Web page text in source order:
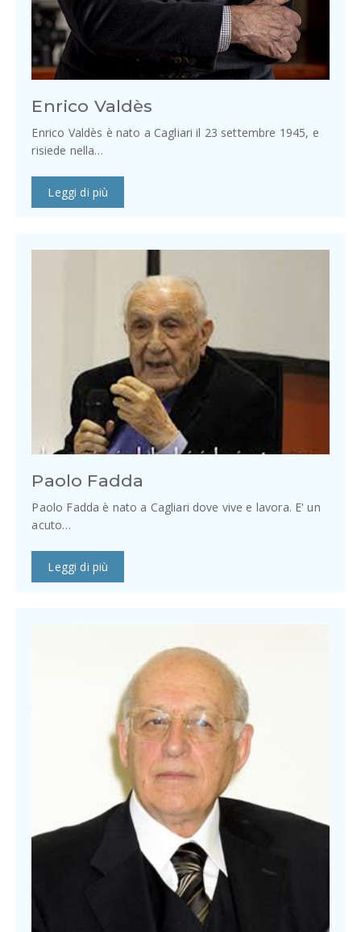
Enrico Valdès
Enrico Valdès è nato a Cagliari il 23 settembre 1945, e
risiede nella…
Leggi di più
Paolo Fadda
Paolo Fadda è nato a Cagliari dove vive e lavora. E' un
acuto…
Leggi di più